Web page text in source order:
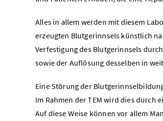
Alles in allem werden mit diesem
erzeugten Blutgerinnsels künstlich
Verfestigung des Blutgerinnsels
sowie der Auflösung desselben in
Eine Störung der
Im Rahmen der TEM wird dies durch
Auf diese Weise können vor allem